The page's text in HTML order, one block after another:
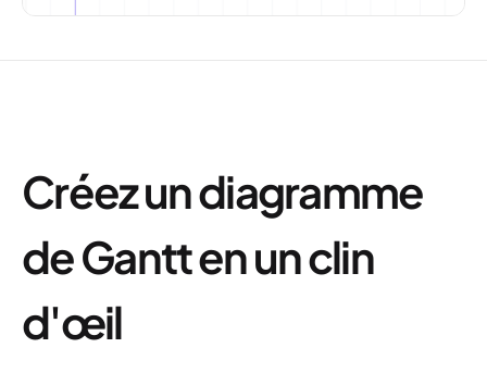
Créez un diagramme
de Gantt en un clin
d'œil